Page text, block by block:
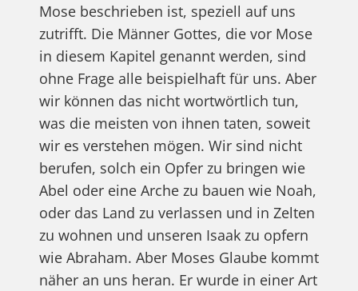
Mose beschrieben ist, speziell auf uns
zutrifft. Die Männer Gottes, die vor Mose
in diesem Kapitel genannt werden, sind
ohne Frage alle beispielhaft für uns. Aber
wir können das nicht wortwörtlich tun,
was die meisten von ihnen taten, soweit
wir es verstehen mögen. Wir sind nicht
berufen, solch ein Opfer zu bringen wie
Abel oder eine Arche zu bauen wie Noah,
oder das Land zu verlassen und in Zelten
zu wohnen und unseren Isaak zu opfern
wie Abraham. Aber Moses Glaube kommt
näher an uns heran. Er wurde in einer Art